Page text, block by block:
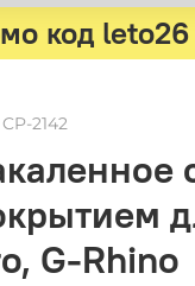
код leto26
CP-2142
G-Rhino